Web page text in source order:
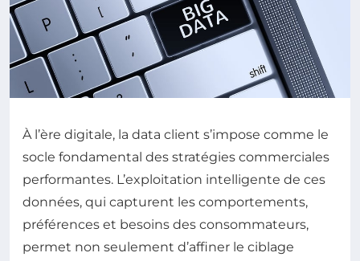
À l’ère digitale, la data client s’impose comme le
socle fondamental des stratégies commerciales
performantes. L’exploitation intelligente de ces
données, qui capturent les comportements,
préférences et besoins des consommateurs,
permet non seulement d’affiner le ciblage